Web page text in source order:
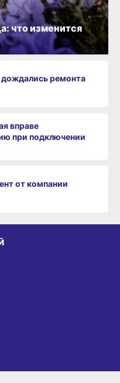
ремонта
вправе
при подключении
от компании
что изменится